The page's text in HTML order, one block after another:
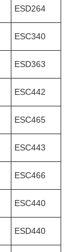
ESD264
ESC340
ESD363
ESC442
ESC465
ESC443
ESC466
ESC440
ESD440